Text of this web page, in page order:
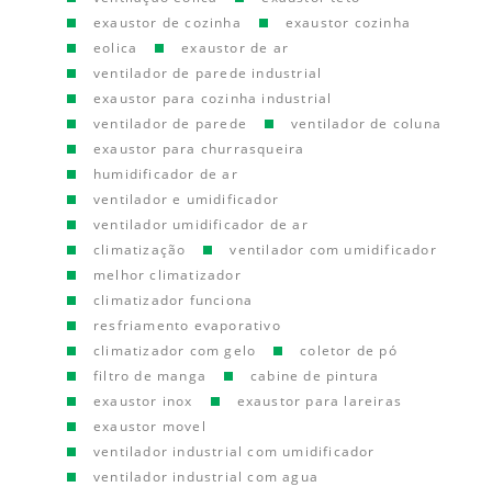
exaustor de cozinha
exaustor cozinha
eolica
exaustor de ar
ventilador de parede industrial
exaustor para cozinha industrial
ventilador de parede
ventilador de coluna
exaustor para churrasqueira
humidificador de ar
ventilador e umidificador
ventilador umidificador de ar
climatização
ventilador com umidificador
melhor climatizador
climatizador funciona
resfriamento evaporativo
climatizador com gelo
coletor de pó
filtro de manga
cabine de pintura
exaustor inox
exaustor para lareiras
exaustor movel
ventilador industrial com umidificador
ventilador industrial com agua